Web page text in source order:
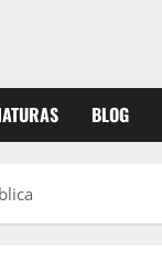
BLOG